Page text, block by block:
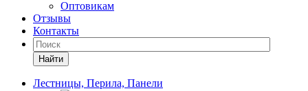
Оптовикам
Отзывы
Контакты
Найти
Лестницы, Перила, Панели